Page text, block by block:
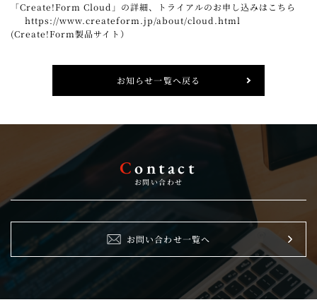
「Create!Form Cloud」の詳細、トライアルのお申し込みはこちら
https://www.createform.jp/about/cloud.html
(Create!Form製品サイト）
お知らせ一覧へ戻る
Contact
お問い合わせ
お問い合わせ一覧へ